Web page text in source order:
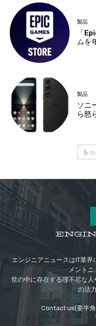
製品
「
ムを
製品
ソニ
ら怒
も
エンジニアニュースはIT業
メントニ
世の中に存在する理不尽な
の活
Contact us(要半